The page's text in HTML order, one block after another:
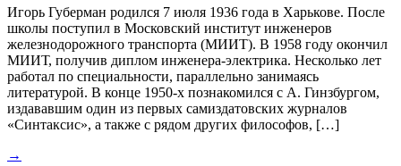
Игорь Губерман родился 7 июля 1936 года в Харькове. После
школы поступил в Московский институт инженеров
железнодорожного транспорта (МИИТ). В 1958 году окончил
МИИТ, получив диплом инженера-электрика. Несколько лет
работал по специальности, параллельно занимаясь
литературой. В конце 1950-х познакомился с А. Гинзбургом,
издававшим один из первых самиздатовских журналов
«Синтаксис», а также с рядом других философов, […]
→